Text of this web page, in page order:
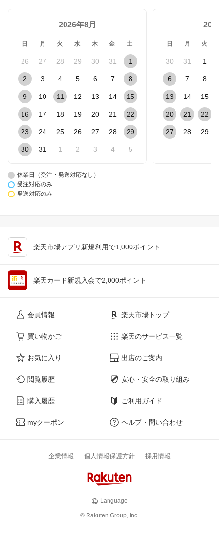
2026年8月
日 月 火 水 木 金 土
26 27 28 29 30 31 1
2 3 4 5 6 7 8
9 10 11 12 13 14 15
16 17 18 19 20 21 22
23 24 25 26 27 28 29
30 31 1 2 3 4 5
日 月 火
30 31 1
6 7 8
13 14 15
20 21 22
27 28 29
休業日（受注・発送対応なし）
受注対応のみ
発送対応のみ
楽天市場アプリ新規利用で1,000ポイント
楽天カード新規入会で2,000ポイント
会員情報
買い物かご
お気に入り
閲覧履歴
購入履歴
myクーポン
楽天市場トップ
楽天のサービス一覧
出店のご案内
安心・安全の取り組み
ご利用ガイド
ヘルプ・問い合わせ
企業情報 個人情報保護方針 採用情報
Language
© Rakuten Group, Inc.